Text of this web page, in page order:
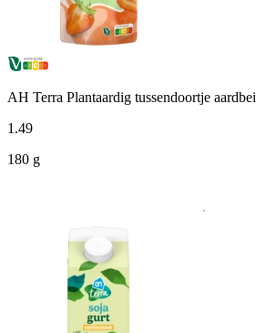
AH Terra Plantaardig tussendoortje aardbei
1 .49
180 g